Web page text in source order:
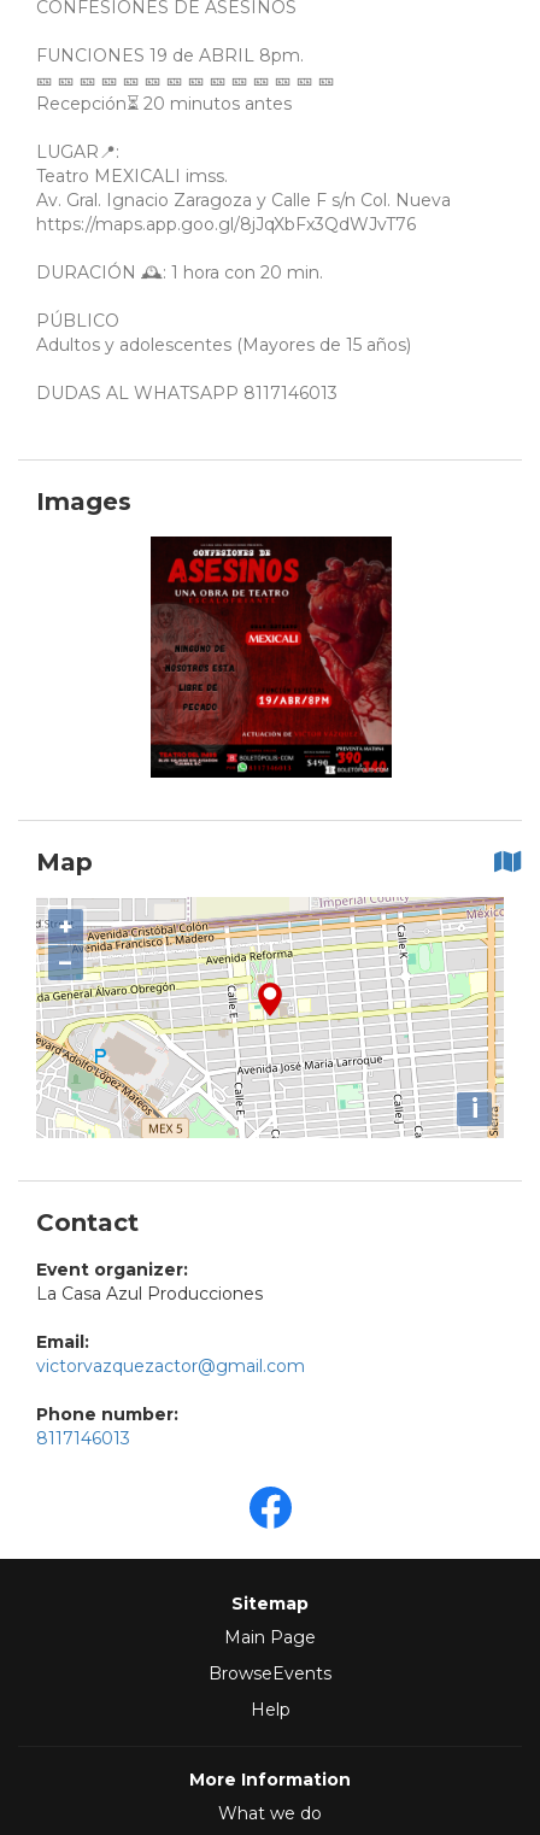
CONFESIONES DE ASESINOS
FUNCIONES 19 de ABRIL 8pm.
🎫 🎫 🎫 🎫 🎫 🎫 🎫 🎫 🎫 🎫 🎫 🎫 🎫 🎫
Recepción⏳ 20 minutos antes
LUGAR📍:
Teatro MEXICALI imss.
Av. Gral. Ignacio Zaragoza y Calle F s/n Col. Nueva
https://maps.app.goo.gl/8jJqXbFx3QdWJvT76
DURACIÓN 🕰️: 1 hora con 20 min.
PÚBLICO
Adultos y adolescentes (Mayores de 15 años)
DUDAS AL WHATSAPP 8117146013
Images
Map
+
−
i
Contact
Event organizer:
La Casa Azul Producciones
Email:
victorvazquezactor@gmail.com
Phone number:
8117146013
Sitemap
Main Page
BrowseEvents
Help
More Information
What we do